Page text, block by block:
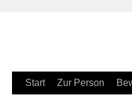
Zum
Start Zur Person